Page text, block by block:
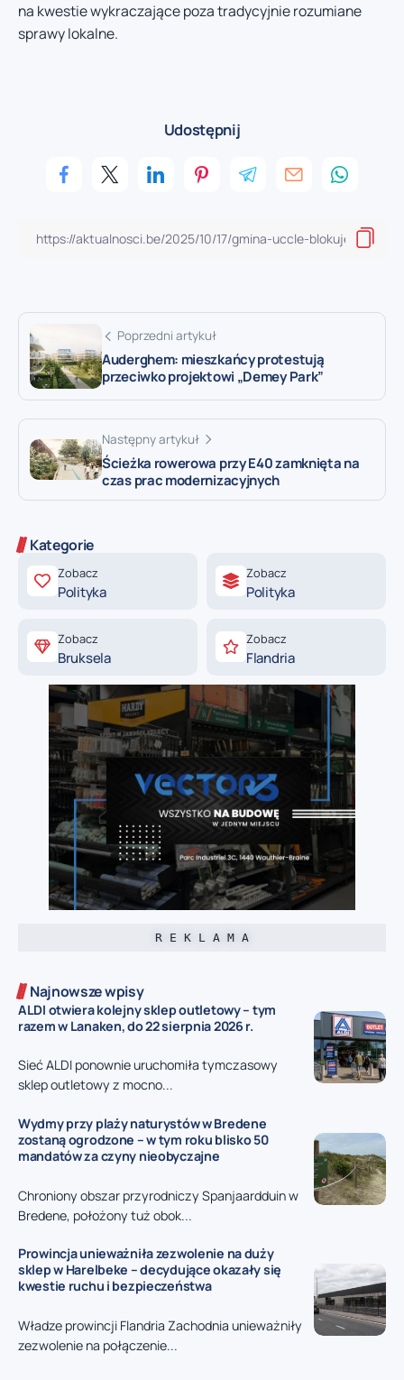
na kwestie wykraczające poza tradycyjnie rozumiane
sprawy lokalne.
Udostępnij
Poprzedni artykuł
Auderghem: mieszkańcy protestują
przeciwko projektowi „Demey Park”
Następny artykuł
Ścieżka rowerowa przy E40 zamknięta na
czas prac modernizacyjnych
Kategorie
Zobacz
Polityka
Zobacz
Polityka
Zobacz
Bruksela
Zobacz
Flandria
R E K L A M A
Najnowsze wpisy
ALDI otwiera kolejny sklep outletowy – tym
razem w Lanaken, do 22 sierpnia 2026 r.
Sieć ALDI ponownie uruchomiła tymczasowy
sklep outletowy z mocno...
Wydmy przy plaży naturystów w Bredene
zostaną ogrodzone – w tym roku blisko 50
mandatów za czyny nieobyczajne
Chroniony obszar przyrodniczy Spanjaardduin w
Bredene, położony tuż obok...
Prowincja unieważniła zezwolenie na duży
sklep w Harelbeke – decydujące okazały się
kwestie ruchu i bezpieczeństwa
Władze prowincji Flandria Zachodnia unieważniły
zezwolenie na połączenie...